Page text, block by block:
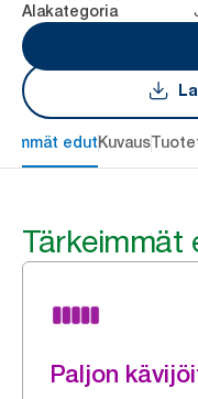
Alakategoria
edutKuvaus
Tärkeimmät
Paljon